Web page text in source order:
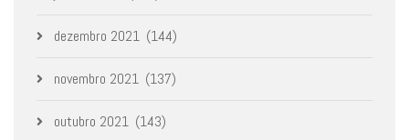
dezembro 2021 (144)
novembro 2021 (137)
outubro 2021 (143)